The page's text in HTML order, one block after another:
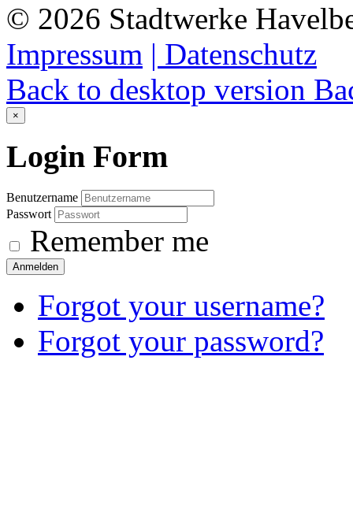
© 2026 Stadtwerke
Impressum | Datenschutz
Back to desktop version
×
Login Form
Benutzername
Passwort
Remember me
Anmelden
Forgot your username?
Forgot your password?